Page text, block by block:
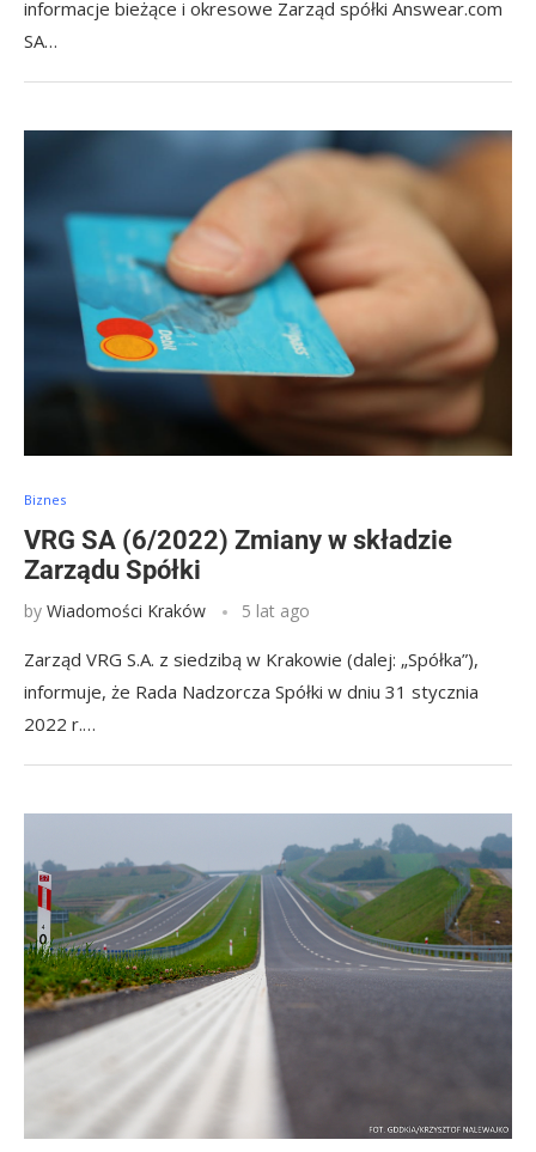
informacje bieżące i okresowe Zarząd spółki Answear.com
SA…
Biznes
VRG SA (6/2022) Zmiany w składzie
Zarządu Spółki
by Wiadomości Kraków 5 lat ago
Zarząd VRG S.A. z siedzibą w Krakowie (dalej: „Spółka”),
informuje, że Rada Nadzorcza Spółki w dniu 31 stycznia
2022 r.…